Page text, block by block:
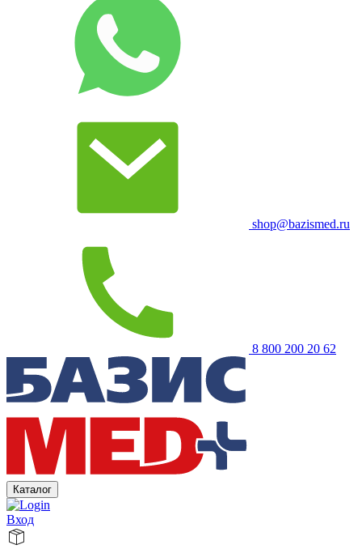
shop@bazismed.ru
8 800 200 20 62
Каталог
Вход